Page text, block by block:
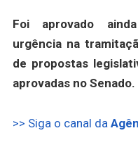
Foi aprovado
urgência na
de propostas
aprovadas no Senado.
>> Siga o canal da